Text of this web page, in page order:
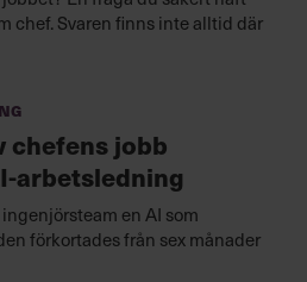
chef. Svaren finns inte alltid där
chefens jobb
arbetsledning
en AI som
förkortades från sex månader